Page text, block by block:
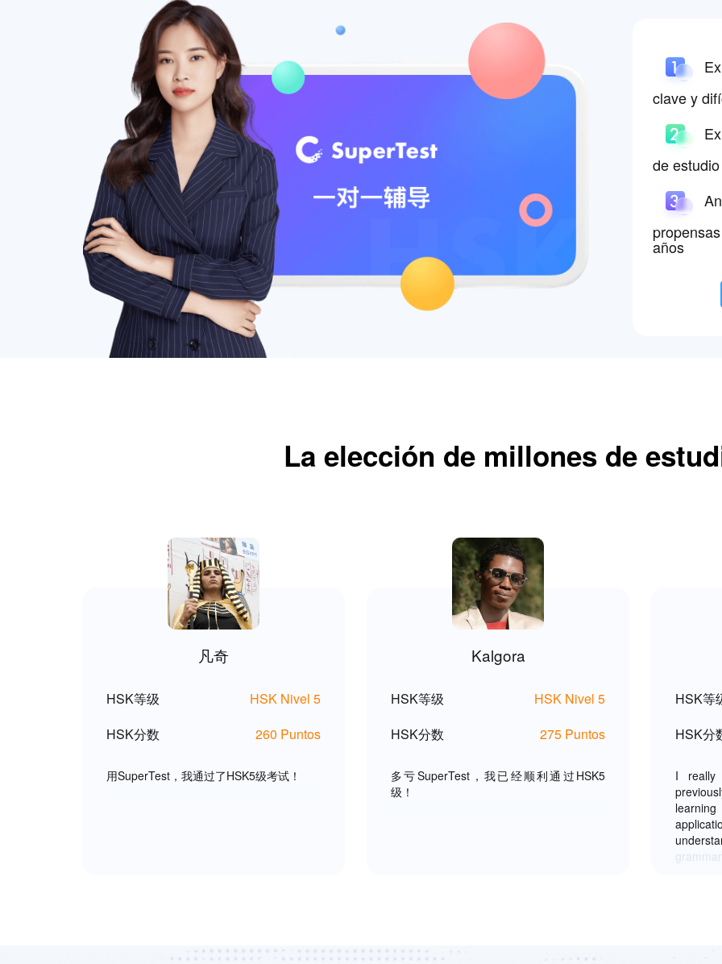
clave y
de
años
La elección de millones de
凡奇
HSK等级
HSK Nivel 5
HSK分数
260 Puntos
用SuperTest，我通过了HSK5级考试！
Kalgora
HSK等级
HSK Nivel 5
HSK分数
275 Puntos
多亏SuperTest，我已经顺利通过HSK5
级！
HSK等
HSK分
I really